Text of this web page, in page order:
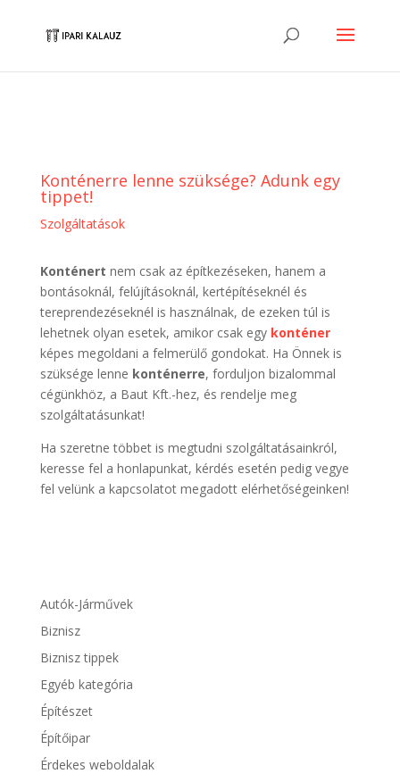
Konténerre lenne szüksége? Adunk egy
tippet!
Szolgáltatások
Konténert nem csak az építkezéseken, hanem a
bontásoknál, felújításoknál, kertépítéseknél és
tereprendezéseknél is használnak, de ezeken túl is
lehetnek olyan esetek, amikor csak egy konténer
képes megoldani a felmerülő gondokat. Ha Önnek is
szüksége lenne konténerre, forduljon bizalommal
cégünkhöz, a Baut Kft.-hez, és rendelje meg
szolgáltatásunkat!
Ha szeretne többet is megtudni szolgáltatásainkról,
keresse fel a honlapunkat, kérdés esetén pedig vegye
fel velünk a kapcsolatot megadott elérhetőségeinken!
Autók-Járművek
Biznisz
Biznisz tippek
Egyéb kategória
Építészet
Építőipar
Érdekes weboldalak